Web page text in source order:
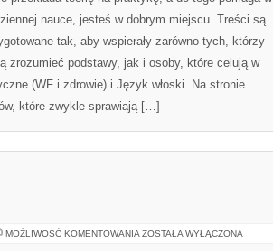
nauce, jesteś w dobrym miejscu. Treści są
tak, aby wspierały zarówno tych, którzy
zrozumieć podstawy, jak i osoby, które celują w
(WF i zdrowie) i Język włoski. Na stronie
które zwykle sprawiają […]
MOŻLIWOŚĆ KOMENTOWANIA MODA
ZOSTAŁA WYŁĄCZONA